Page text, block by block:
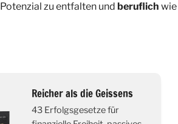
zu entfalten und beruflich wie
Reicher als die Geissens
43 Erfolgsgesetze für